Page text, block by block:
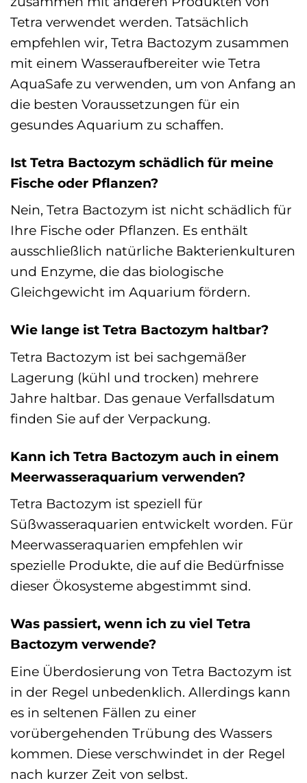
Tetra verwendet werden. Tatsächlich
empfehlen wir, Tetra Bactozym zusammen
mit einem Wasseraufbereiter wie Tetra
AquaSafe zu verwenden, um von Anfang an
die besten Voraussetzungen für ein
gesundes Aquarium zu schaffen.
Ist Tetra Bactozym schädlich für meine
Fische oder Pflanzen?
Nein, Tetra Bactozym ist nicht schädlich für
Ihre Fische oder Pflanzen. Es enthält
ausschließlich natürliche Bakterienkulturen
und Enzyme, die das biologische
Gleichgewicht im Aquarium fördern.
Wie lange ist Tetra Bactozym haltbar?
Tetra Bactozym ist bei sachgemäßer
Lagerung (kühl und trocken) mehrere
Jahre haltbar. Das genaue Verfallsdatum
finden Sie auf der Verpackung.
Kann ich Tetra Bactozym auch in einem
Meerwasseraquarium verwenden?
Tetra Bactozym ist speziell für
Süßwasseraquarien entwickelt worden. Für
Meerwasseraquarien empfehlen wir
spezielle Produkte, die auf die Bedürfnisse
dieser Ökosysteme abgestimmt sind.
Was passiert, wenn ich zu viel Tetra
Bactozym verwende?
Eine Überdosierung von Tetra Bactozym ist
in der Regel unbedenklich. Allerdings kann
es in seltenen Fällen zu einer
vorübergehenden Trübung des Wassers
kommen. Diese verschwindet in der Regel
nach kurzer Zeit von selbst.